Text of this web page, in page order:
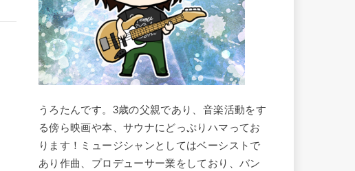
うろたんです。3歳の父親であり、音楽活動をす
る傍ら映画や本、サウナにどっぷりハマってお
ります！ミュージシャンとしてはベーシストで
あり作曲、プロデューサー業をしており、バン